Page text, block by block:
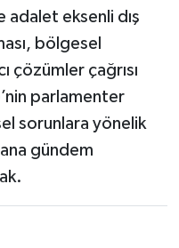
adalet eksenli dış
bölgesel
çözümler çağrısı
parlamenter
sorunlara yönelik
gündem